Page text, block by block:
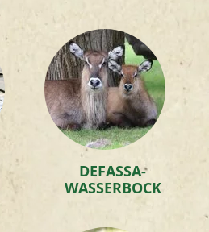
DEFASSA-
WASSERBOCK